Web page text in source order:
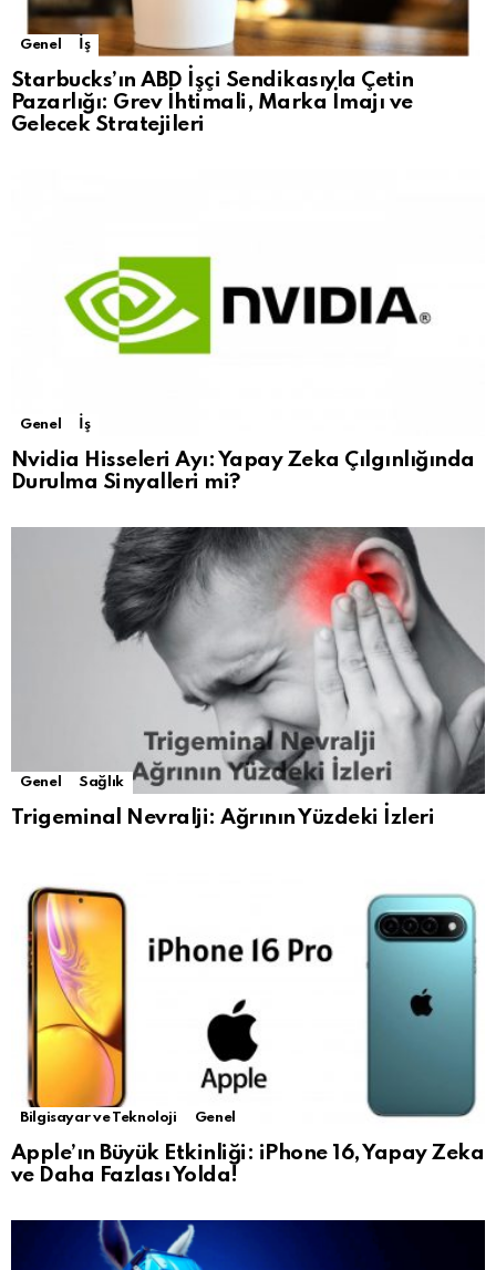
Genel İş
Starbucks’ın ABD İşçi Sendikasıyla Çetin
Pazarlığı: Grev İhtimali, Marka İmajı ve
Gelecek Stratejileri
Genel İş
Nvidia Hisseleri Ayı: Yapay Zeka Çılgınlığında
Durulma Sinyalleri mi?
Genel Sağlık
Trigeminal Nevralji: Ağrının Yüzdeki İzleri
Bilgisayar ve Teknoloji Genel
Apple’ın Büyük Etkinliği: iPhone 16, Yapay Zeka
ve Daha Fazlası Yolda!